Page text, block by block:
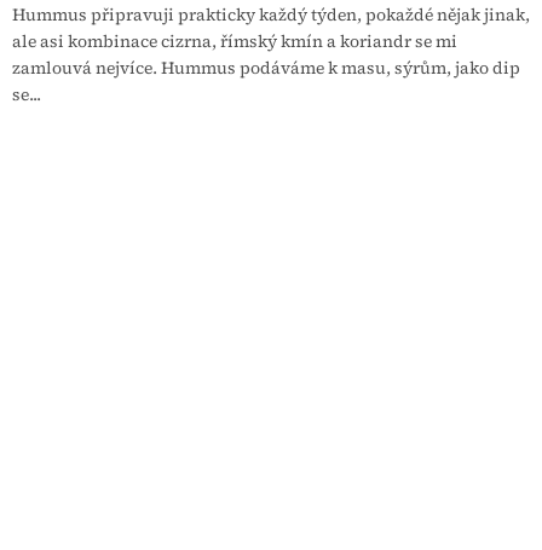
Hummus připravuji prakticky každý týden, pokaždé nějak jinak,
ale asi kombinace cizrna, římský kmín a koriandr se mi
zamlouvá nejvíce. Hummus podáváme k masu, sýrům, jako dip
se...